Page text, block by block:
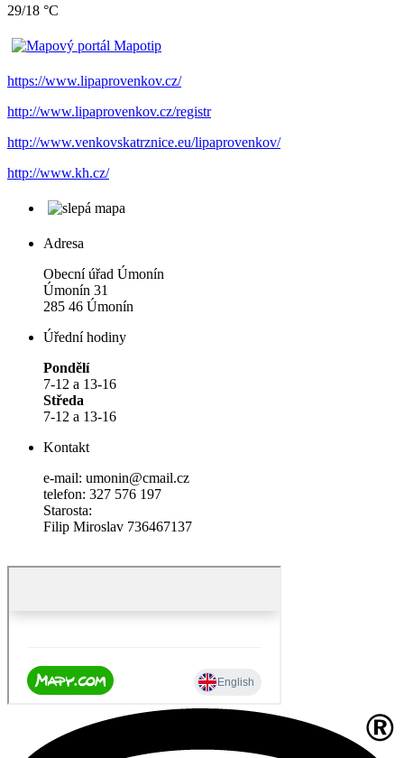
29/18 °C
https://www.lipaprovenkov.cz/
http://www.lipaprovenkov.cz/registr
http://www.venkovskatrznice.eu/lipaprovenkov/
http://www.kh.cz/
Adresa
Obecní úřad Úmonín
Úmonín 31
285 46 Úmonín
Úřední hodiny
Pondělí
7-12 a 13-16
Středa
7-12 a 13-16
Kontakt
e-mail: umonin@cmail.cz
telefon: 327 576 197
Starosta:
Filip Miroslav 736467137